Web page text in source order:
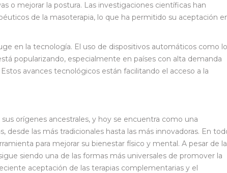
o mejorar la postura. Las investigaciones científicas han
de la masoterapia, lo que ha permitido su aceptación
en la tecnología. El uso de dispositivos automáticos como
popularizando, especialmente en países con alta demanda
avances tecnológicos están facilitando el acceso a la
orígenes ancestrales, y hoy se encuentra como una
desde las más tradicionales hasta las más innovadoras. En
para mejorar su bienestar físico y mental. A pesar de
siendo una de las formas más universales de promover la
aceptación de las terapias complementarias y el